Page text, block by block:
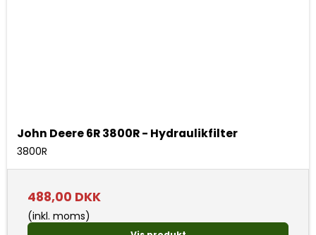
John Deere 6R 3800R - Hydraulikfilter
3800R
488,00 DKK
(inkl. moms)